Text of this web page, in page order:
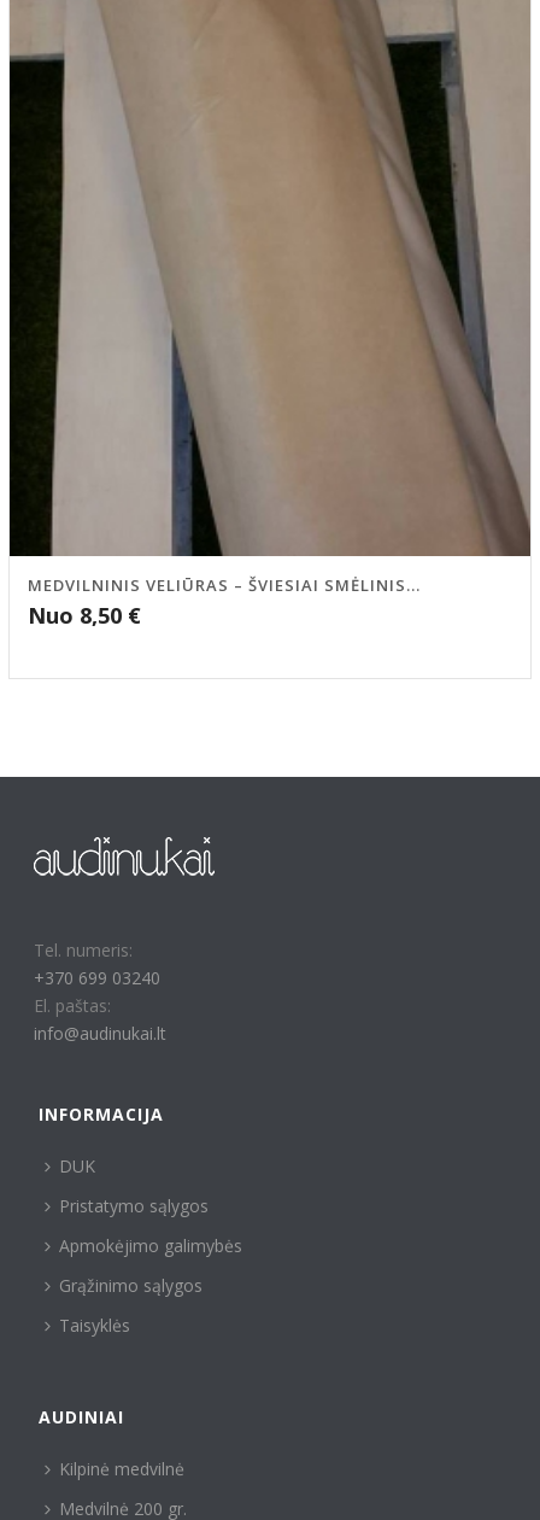
MEDVILNINIS VELIŪRAS – ŠVIESIAI SMĖLINIS...
Nuo 8,50 €
Tel. numeris:
+370 699 03240
El. paštas:
info@audinukai.lt
INFORMACIJA
DUK
Pristatymo sąlygos
Apmokėjimo galimybės
Grąžinimo sąlygos
Taisyklės
AUDINIAI
Kilpinė medvilnė
Medvilnė 200 gr.